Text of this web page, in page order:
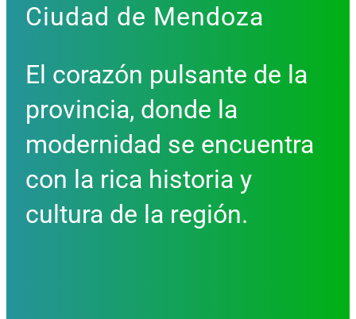
Ciudad de Mendoza
El corazón pulsante de la
provincia, donde la
modernidad se encuentra
con la rica historia y
cultura de la región.